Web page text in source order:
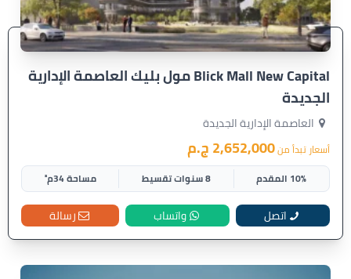
Blick Mall New Capital مول بليك العاصمة الإدارية
الجديدة
العاصمة الإدارية الجديدة
أسعار تبدأ من2,652,000 ج.م
10% المقدم 8 سنوات تقسيط مساحة 34م²
اتصل واتساب رسالة